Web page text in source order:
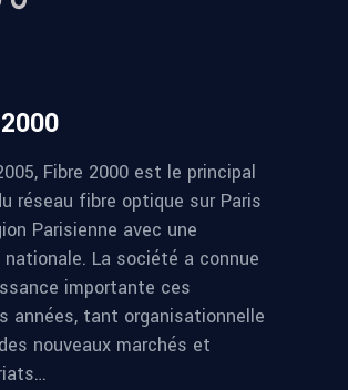
Fibre 2000 est le principal
réseau fibre optique sur Paris
Parisienne avec une
La société a connue
importante ces
années, tant organisationnelle
nouveaux marchés et